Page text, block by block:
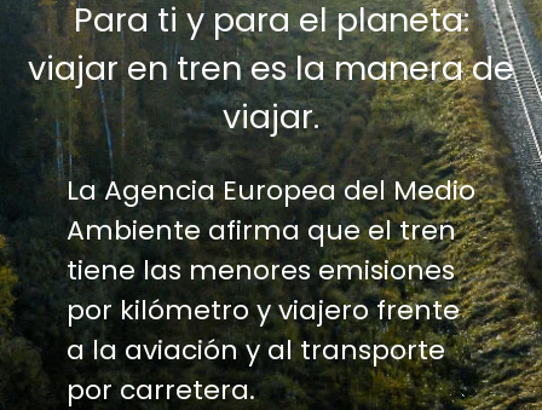
Para ti y para el planeta:
viajar en tren es la manera de
viajar.
La Agencia Europea del Medio
Ambiente afirma que el tren
tiene las menores emisiones
por kilómetro y viajero frente
a la aviación y al transporte
por carretera.